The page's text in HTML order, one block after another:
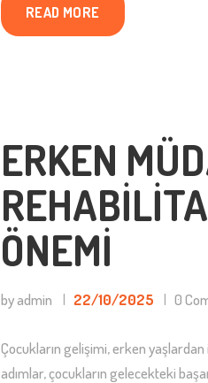
READ MORE
ERKEN
ÖNEMI
by admin 22/10/2025 0
Çocukların gelişimi, erken
adımlar, çocukların gelecekteki